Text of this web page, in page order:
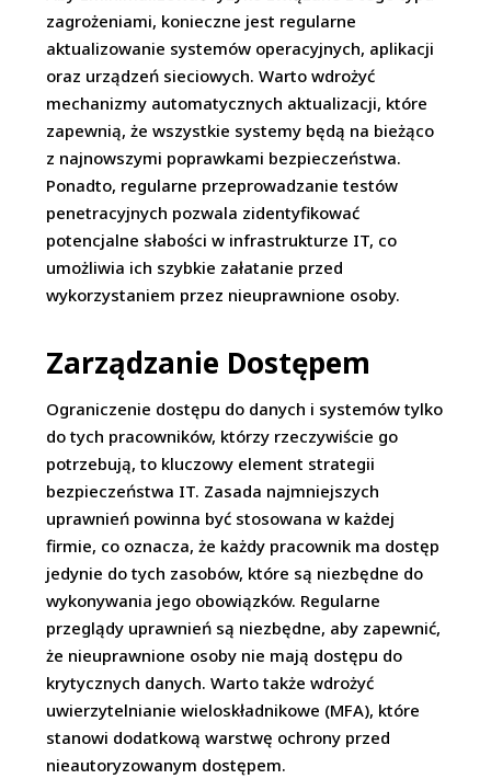
zagrożeniami, konieczne jest regularne
aktualizowanie systemów operacyjnych, aplikacji
oraz urządzeń sieciowych. Warto wdrożyć
mechanizmy automatycznych aktualizacji, które
zapewnią, że wszystkie systemy będą na bieżąco
z najnowszymi poprawkami bezpieczeństwa.
Ponadto, regularne przeprowadzanie testów
penetracyjnych pozwala zidentyfikować
potencjalne słabości w infrastrukturze IT, co
umożliwia ich szybkie załatanie przed
wykorzystaniem przez nieuprawnione osoby.
Zarządzanie Dostępem
Ograniczenie dostępu do danych i systemów tylko
do tych pracowników, którzy rzeczywiście go
potrzebują, to kluczowy element strategii
bezpieczeństwa IT. Zasada najmniejszych
uprawnień powinna być stosowana w każdej
firmie, co oznacza, że każdy pracownik ma dostęp
jedynie do tych zasobów, które są niezbędne do
wykonywania jego obowiązków. Regularne
przeglądy uprawnień są niezbędne, aby zapewnić,
że nieuprawnione osoby nie mają dostępu do
krytycznych danych. Warto także wdrożyć
uwierzytelnianie wieloskładnikowe (MFA), które
stanowi dodatkową warstwę ochrony przed
nieautoryzowanym dostępem.